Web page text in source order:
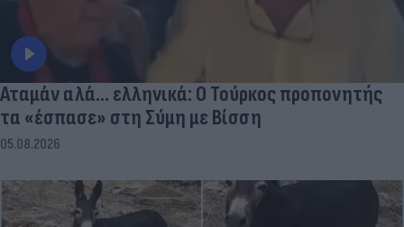
Αταμάν αλά... ελληνικά: Ο Τούρκος προπονητής
τα «έσπασε» στη Σύμη με Βίσση
05.08.2026